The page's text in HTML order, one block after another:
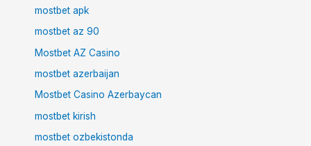
mostbet apk
mostbet az 90
Mostbet AZ Casino
mostbet azerbaijan
Mostbet Casino Azerbaycan
mostbet kirish
mostbet ozbekistonda